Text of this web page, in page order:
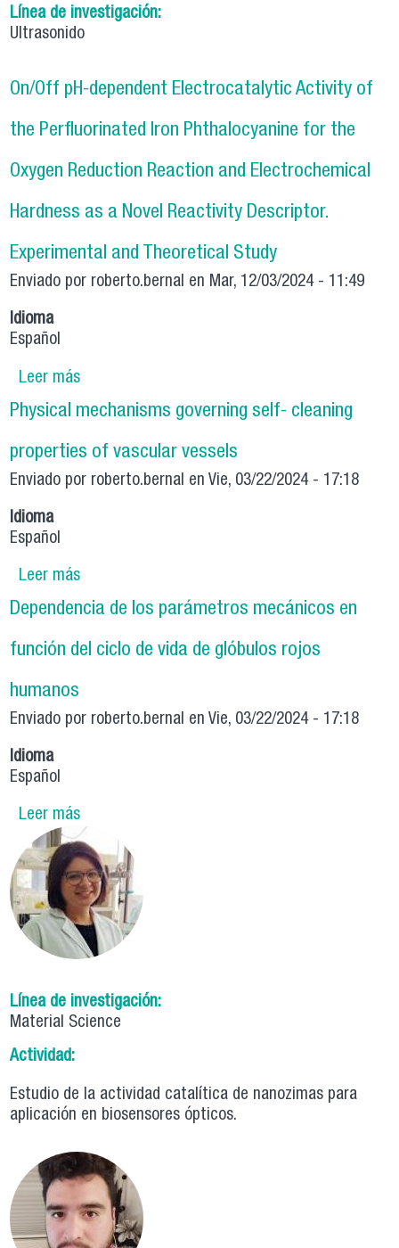
Línea de investigación:
Ultrasonido
On/Off pH-dependent Electrocatalytic Activity of
the Perfluorinated Iron Phthalocyanine for the
Oxygen Reduction Reaction and Electrochemical
Hardness as a Novel Reactivity Descriptor.
Experimental and Theoretical Study
Enviado por roberto.bernal en Mar, 12/03/2024 - 11:49
Idioma
Español
Leer mássobre On/Off pH-dependent Electrocatalytic
Activity of the Perfluorinated Iron
Phthalocyanine for the Oxygen Reduction
Reaction and Electrochemical Hardness as a
Novel Reactivity Descriptor. Experimental and
Theoretical Study
Physical mechanisms governing self- cleaning
properties of vascular vessels
Enviado por roberto.bernal en Vie, 03/22/2024 - 17:18
Idioma
Español
Leer mássobre Physical mechanisms governing self-
cleaning properties of vascular vessels
Dependencia de los parámetros mecánicos en
función del ciclo de vida de glóbulos rojos
humanos
Enviado por roberto.bernal en Vie, 03/22/2024 - 17:18
Idioma
Español
Leer mássobre Dependencia de los parámetros
mecánicos en función del ciclo de vida de
glóbulos rojos humanos
Línea de investigación:
Material Science
Actividad:
Estudio de la actividad catalítica de nanozimas para
aplicación en biosensores ópticos.